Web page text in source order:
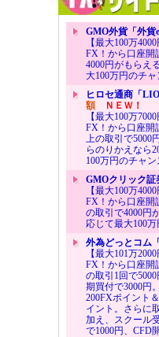
GMO外貨「外貨
【最大100万
FX！から口座開
4000円がもらえ
大100万円のチャ
ヒロセ通商「
額ＮＥＷ！
【最大100万
FX！から口座開
上の取引で5000
らのりかえなら
100万円のチャン
GMOクリック証
【最大100万
FX！から口座開
の取引で4000円
応じて最大100
外為どっとコム
【最大101万
FX！から口座開
の取引1回で
期買付で3000円
200FXポイント
イント。さらに
加え、スクール
で1000円、CFD